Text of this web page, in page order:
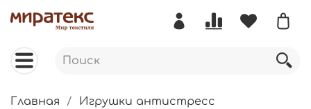
Главная Игрушки антистресс